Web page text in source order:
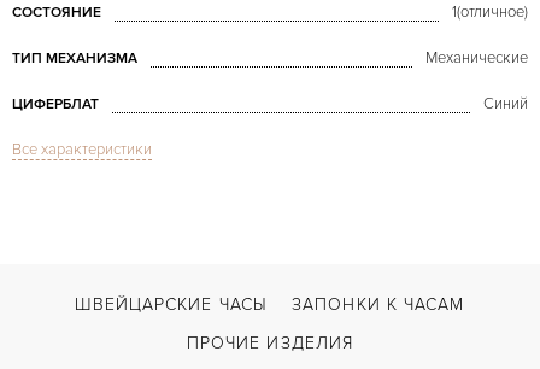
СОСТОЯНИЕ 1(отличное)
ТИП МЕХАНИЗМА Механические
ЦИФЕРБЛАТ Синий
СТЕКЛО
Все характеристики
ШВЕЙЦАРСКИЕ ЧАСЫ
ЗАПОНКИ К ЧАСАМ
ПРОЧИЕ ИЗДЕЛИЯ